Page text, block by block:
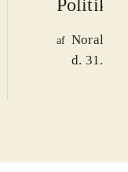
Politiken
af Noralv
d. 31.